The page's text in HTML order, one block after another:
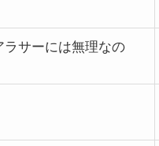
サーには無理なの